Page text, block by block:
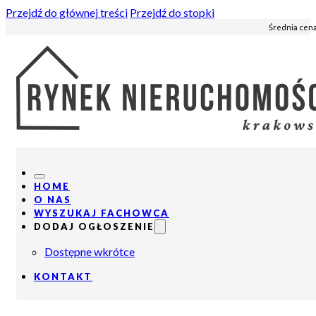
Przejdź do głównej treści Przejdź do stopki
Średnia
HOME
O NAS
WYSZUKAJ FACHOWCA
DODAJ OGŁOSZENIE
Dostępne wkrótce
KONTAKT